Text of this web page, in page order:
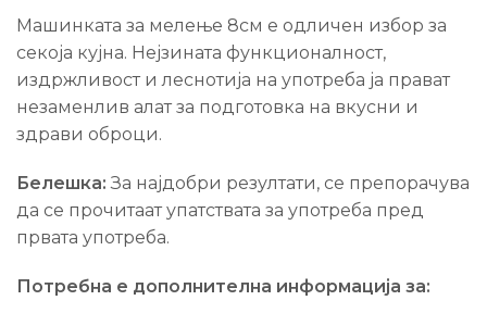
Машинката за мелење 8см е одличен избор за
секоја кујна. Нејзината функционалност,
издржливост и леснотија на употреба ја прават
незаменлив алат за подготовка на вкусни и
здрави оброци.
Белешка: За најдобри резултати, се препорачува
да се прочитаат упатствата за употреба пред
првата употреба.
Потребна е дополнителна информација за: